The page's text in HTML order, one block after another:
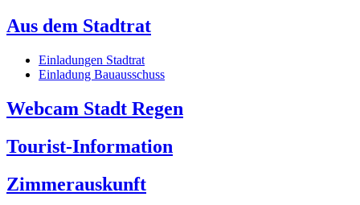
Aus dem Stadtrat
Einladungen Stadtrat
Einladung Bauausschuss
Webcam Stadt Regen
Tourist-Information
Zimmerauskunft